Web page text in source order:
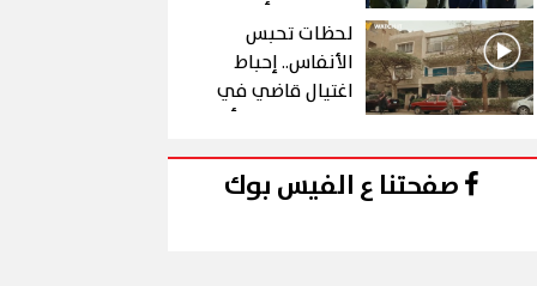
خلال زيارة أخوية
لحظات تحبس
الأنفاس.. إحباط
اغتيال قاضي في
الحلقة 10 من رأس
صفحتنا ع الفيس بوك